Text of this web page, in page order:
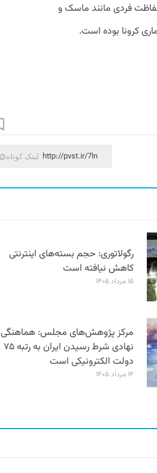
فردی مانند ماسک و
کرونا بوده است.
لینک کوتاه http://pvst.ir/7ln
رگولاتوری: حجم بسته‌های اینترنتی
کاهش نیافته است
۱۵ مرداد ۱۴۰۵
مرکز پژوهش‌های مجلس: هماهنگی
نهادی شرط رسیدن ایران به رتبه ۷۵
دولت الکترونیکی است
۱۴ مرداد ۱۴۰۵